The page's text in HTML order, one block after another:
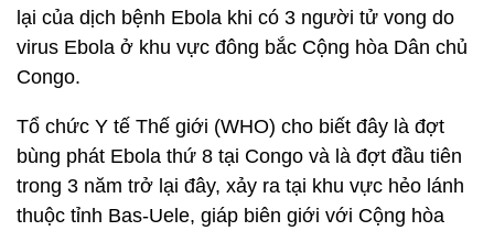
lại của dịch bệnh Ebola khi có 3 người tử vong do
virus Ebola ở khu vực đông bắc Cộng hòa Dân chủ
Congo.
Tổ chức Y tế Thế giới (WHO) cho biết đây là đợt
bùng phát Ebola thứ 8 tại Congo và là đợt đầu tiên
trong 3 năm trở lại đây, xảy ra tại khu vực hẻo lánh
thuộc tỉnh Bas-Uele, giáp biên giới với Cộng hòa